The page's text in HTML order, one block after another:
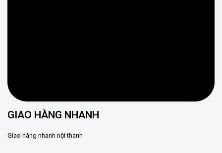
GIAO HÀNG NHANH
Giao hàng nhanh nội thành